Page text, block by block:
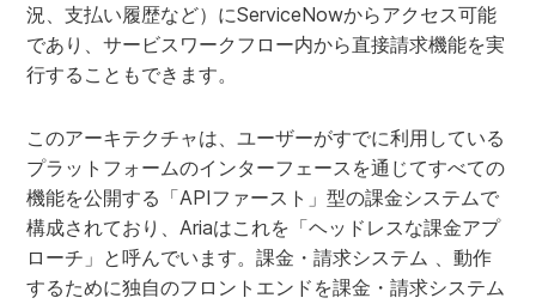
況、支払い履歴など）にServiceNowからアクセス可能
であり、サービスワークフロー内から直接請求機能を実
行することもできます。
このアーキテクチャは、ユーザーがすでに利用している
プラットフォームのインターフェースを通じてすべての
機能を公開する「APIファースト」型の課金システムで
構成されており、Ariaはこれを「ヘッドレスな課金アプ
ローチ」と呼んでいます。課金・請求システム 、動作
するために独自のフロントエンドを課金・請求システム